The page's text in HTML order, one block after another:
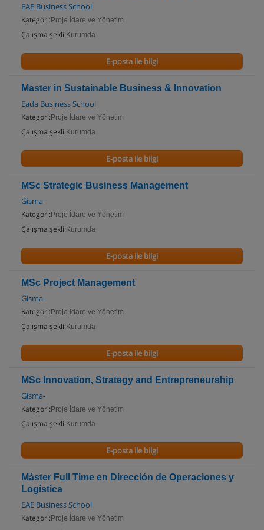
EAE Business School
Kategori: Proje İdare ve Yönetim
Çalışma şekli: Kurumda
E-posta ile bilgi
Master in Sustainable Business & Innovation
Eada Business School
Kategori: Proje İdare ve Yönetim
Çalışma şekli: Kurumda
E-posta ile bilgi
MSc Strategic Business Management
Gisma-
Kategori: Proje İdare ve Yönetim
Çalışma şekli: Kurumda
E-posta ile bilgi
MSc Project Management
Gisma-
Kategori: Proje İdare ve Yönetim
Çalışma şekli: Kurumda
E-posta ile bilgi
MSc Innovation, Strategy and Entrepreneurship
Gisma-
Kategori: Proje İdare ve Yönetim
Çalışma şekli: Kurumda
E-posta ile bilgi
Máster Full Time en Dirección de Operaciones y
Logística
EAE Business School
Kategori: Proje İdare ve Yönetim